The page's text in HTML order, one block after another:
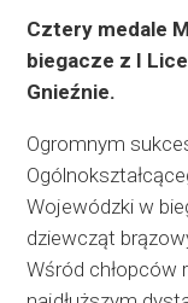
Cztery medale
biegacze z I
Gnieźnie.
Ogromnym
Wojewódzki w
dziewcząt
Wśród chłopców